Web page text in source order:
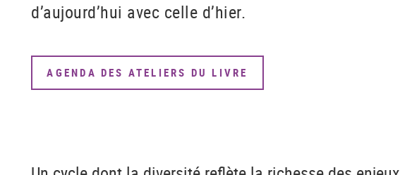
d’aujourd’hui avec celle d’hier.
AGENDA DES ATELIERS DU LIVRE